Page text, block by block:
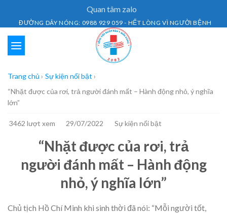
Quan tâm zalo
ĐƯỜNG DÂY NÓNG: 0988 929 059 - HẾT LÒNG VÌ NGƯỜI BỆNH
Trang chủ › Sự kiện nổi bật ›
“Nhặt được của rơi, trả người đánh mất – Hành động nhỏ, ý nghĩa
lớn”
3462 lượt xem 29/07/2022 Sự kiện nổi bật
“Nhặt được của rơi, trả
người đánh mất – Hành động
nhỏ, ý nghĩa lớn”
Chủ tịch Hồ Chí Minh khi sinh thời đã nói: “Mỗi người tốt,